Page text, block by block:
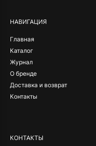
НАВИГАЦИЯ
Главная
Каталог
Журнал
О бренде
Доставка и возврат
Контакты
КОНТАКТЫ